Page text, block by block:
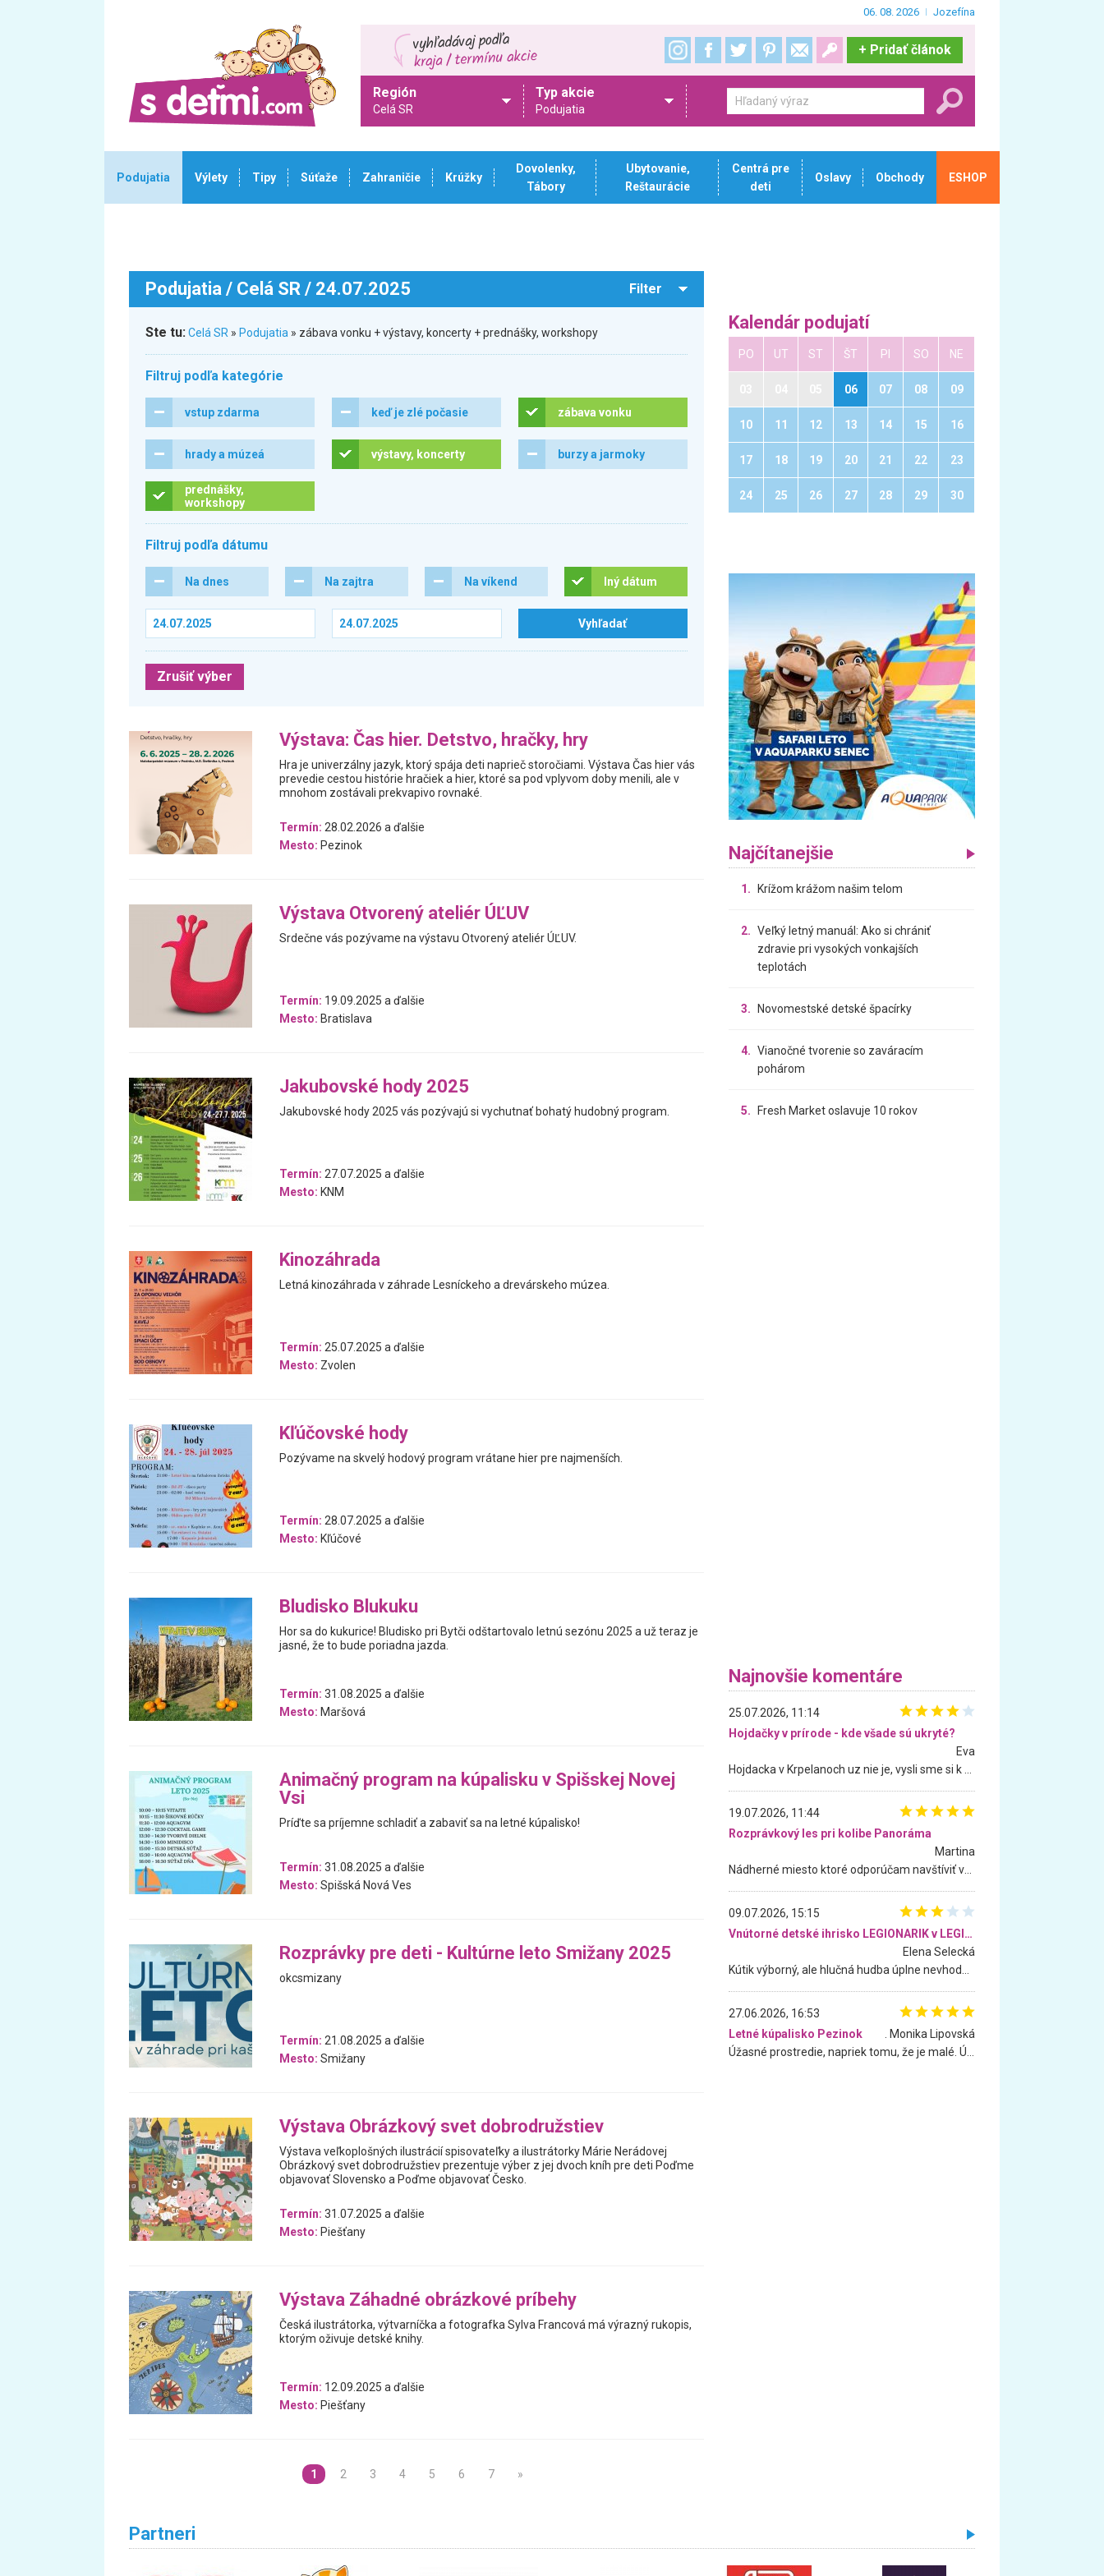
06. 08. 2026 Jozefína
+ Pridať článok
Región
Celá SR
Typ akcie
Podujatia
Podujatia Výlety Tipy Súťaže Zahraničie Krúžky
Dovolenky,
Tábory
Ubytovanie,
Reštaurácie
Centrá pre
deti
Oslavy Obchody ESHOP
Podujatia / Celá SR / 24.07.2025 Filter
Ste tu:Celá SR » Podujatia » zábava vonku + výstavy, koncerty + prednášky, workshopy
Filtruj podľa kategórie
vstup zdarma keď je zlé počasie zábava vonku
hrady a múzeá výstavy, koncerty burzy a jarmoky
prednášky,
workshopy
Filtruj podľa dátumu
Na dnes Na zajtra Na víkend Iný dátum
Zrušiť výber
Výstava: Čas hier. Detstvo, hračky, hry
Hra je univerzálny jazyk, ktorý spája deti naprieč storočiami. Výstava Čas hier vás
prevedie cestou histórie hračiek a hier, ktoré sa pod vplyvom doby menili, ale v
mnohom zostávali prekvapivo rovnaké.
Termín: 28.02.2026 a ďalšie
Mesto: Pezinok
Výstava Otvorený ateliér ÚĽUV
Srdečne vás pozývame na výstavu Otvorený ateliér ÚĽUV.
Termín: 19.09.2025 a ďalšie
Mesto: Bratislava
Jakubovské hody 2025
Jakubovské hody 2025 vás pozývajú si vychutnať bohatý hudobný program.
Termín: 27.07.2025 a ďalšie
Mesto: KNM
Kinozáhrada
Letná kinozáhrada v záhrade Lesníckeho a drevárskeho múzea.
Termín: 25.07.2025 a ďalšie
Mesto: Zvolen
Kľúčovské hody
Pozývame na skvelý hodový program vrátane hier pre najmenších.
Termín: 28.07.2025 a ďalšie
Mesto: Kľúčové
Bludisko Blukuku
Hor sa do kukurice! Bludisko pri Bytči odštartovalo letnú sezónu 2025 a už teraz je
jasné, že to bude poriadna jazda.
Termín: 31.08.2025 a ďalšie
Mesto: Maršová
Animačný program na kúpalisku v Spišskej Novej
Vsi
Príďte sa príjemne schladiť a zabaviť sa na letné kúpalisko!
Termín: 31.08.2025 a ďalšie
Mesto: Spišská Nová Ves
Rozprávky pre deti - Kultúrne leto Smižany 2025
okcsmizany
Termín: 21.08.2025 a ďalšie
Mesto: Smižany
Výstava Obrázkový svet dobrodružstiev
Výstava veľkoplošných ilustrácií spisovateľky a ilustrátorky Márie Nerádovej
Obrázkový svet dobrodružstiev prezentuje výber z jej dvoch kníh pre deti Poďme
objavovať Slovensko a Poďme objavovať Česko.
Termín: 31.07.2025 a ďalšie
Mesto: Piešťany
Výstava Záhadné obrázkové príbehy
Česká ilustrátorka, výtvarníčka a fotografka Sylva Francová má výrazný rukopis,
ktorým oživuje detské knihy.
Termín: 12.09.2025 a ďalšie
Mesto: Piešťany
1 2 3 4 5 6 7 »
Kalendár podujatí
PO UT ST ŠT PI SO NE
06 07 08 09
10 11 12 13 14 15 16
17 18 19 20 21 22 23
24 25 26 27 28 29 30
Najčítanejšie
1. Krížom krážom našim telom
2. Veľký letný manuál: Ako si chrániť
zdravie pri vysokých vonkajších
teplotách
3. Novomestské detské špacírky
4. Vianočné tvorenie so zaváracím
pohárom
5. Fresh Market oslavuje 10 rokov
Najnovšie komentáre
25.07.2026, 11:14
Hojdačky v prírode - kde všade sú ukryté?
Eva
19.07.2026, 11:44
Rozprávkový les pri kolibe Panoráma
Martina
09.07.2026, 15:15
Vnútorné detské ihrisko LEGIONARIK v LEGIA Fitness
Elena Selecká
27.06.2026, 16:53
Letné kúpalisko Pezinok
. Monika Lipovská
Partneri